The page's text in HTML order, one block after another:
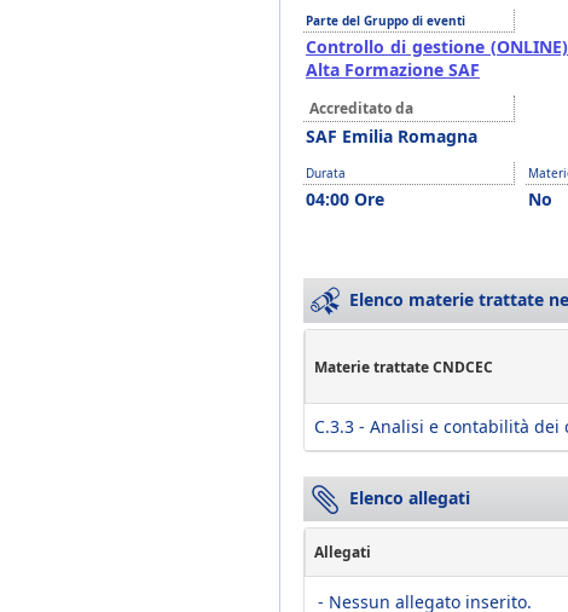
Parte del Gruppo di eventi
Controllo di gestione
Alta Formazione SAF
Accreditato da
SAF Emilia Romagna
Durata
04:00 Ore No
Elenco materie trattate
Materie trattate CNDCEC
C.3.3 - Analisi e contabilità dei
Elenco allegati
Allegati
- Nessun allegato inserito.